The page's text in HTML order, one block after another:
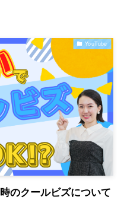
YouTube
のクールビズについて